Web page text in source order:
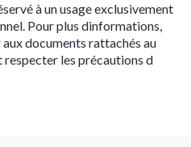
à un usage exclusivement
Pour plus dinformations,
documents rattachés au
les précautions d